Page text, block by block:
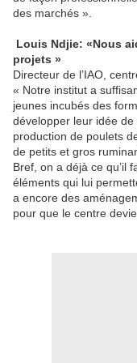
des marchés ».
Louis Ndjie: «Nous
projets »
Directeur de l’IAO,
« Notre institut a
jeunes incubés des
développer leur idée
production de poulets
de petits et gros
Bref, on a déjà ce qu’il
éléments qui lui
a encore des
pour que le centre